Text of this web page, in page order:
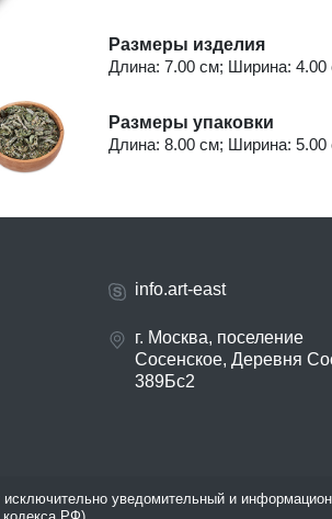
Размеры изделия
Длина: 7.00 см; Ширина: 4.00
Размеры упаковки
Длина: 8.00 см; Ширина: 5.00
info.art-east
г. Москва, поселение
Сосенское, Деревня
389Бс2
уведомительный и